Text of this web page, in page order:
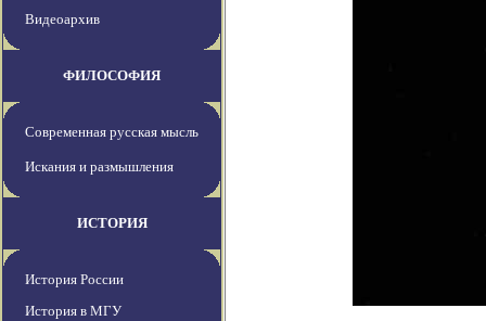
Видеоархив
ФИЛОСОФИЯ
Современная русская мысль
Искания и размышления
ИСТОРИЯ
История России
История в МГУ